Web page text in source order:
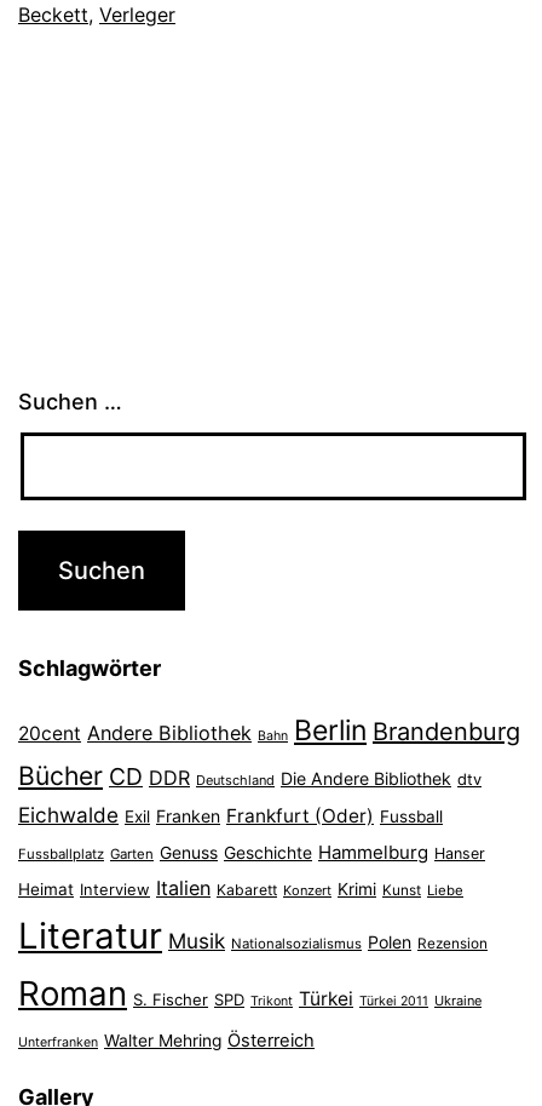
Beckett, Verleger
Suchen …
Schlagwörter
20cent Andere Bibliothek Bahn Berlin Brandenburg
Bücher CD DDR Deutschland Die Andere Bibliothek dtv
Eichwalde Exil Franken Frankfurt (Oder) Fussball
Fussballplatz Garten Genuss Geschichte Hammelburg Hanser
Heimat Interview Italien Kabarett Konzert Krimi Kunst Liebe
Literatur Musik Nationalsozialismus Polen Rezension
Roman S. Fischer SPD Trikont Türkei Türkei 2011 Ukraine
Unterfranken Walter Mehring Österreich
Gallery